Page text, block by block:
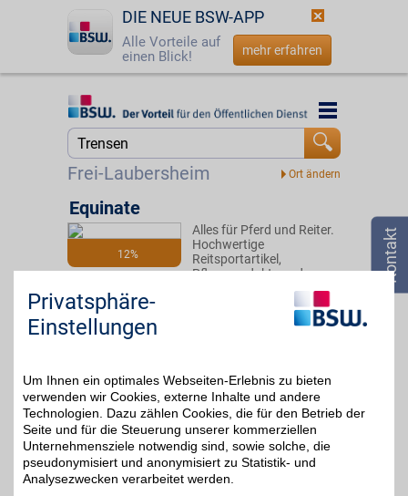
DIE NEUE BSW-APP
Alle Vorteile auf
einen Blick!
mehr erfahren
Startseite
Login
☎ 0800 - 279 25 82
Frei-Laubersheim
Startseite
12%
Equinate
Alles für Pferd und Reiter.
Hochwertige
Reitsportartikel,
Pflegeprodukte und
Zubehör begleiten Sie im
Stall und beim Training.
Vorteil.
Zum Partnerprofil
kavalio
Privatsphäre-
Einstellungen
Um Ihnen ein optimales Webseiten-Erlebnis zu bieten
verwenden wir Cookies, externe Inhalte und andere
Technologien. Dazu zählen Cookies, die für den Betrieb der
Seite und für die Steuerung unserer kommerziellen
Unternehmensziele notwendig sind, sowie solche, die
pseudonymisiert und anonymisiert zu Statistik- und
Analysezwecken verarbeitet werden.